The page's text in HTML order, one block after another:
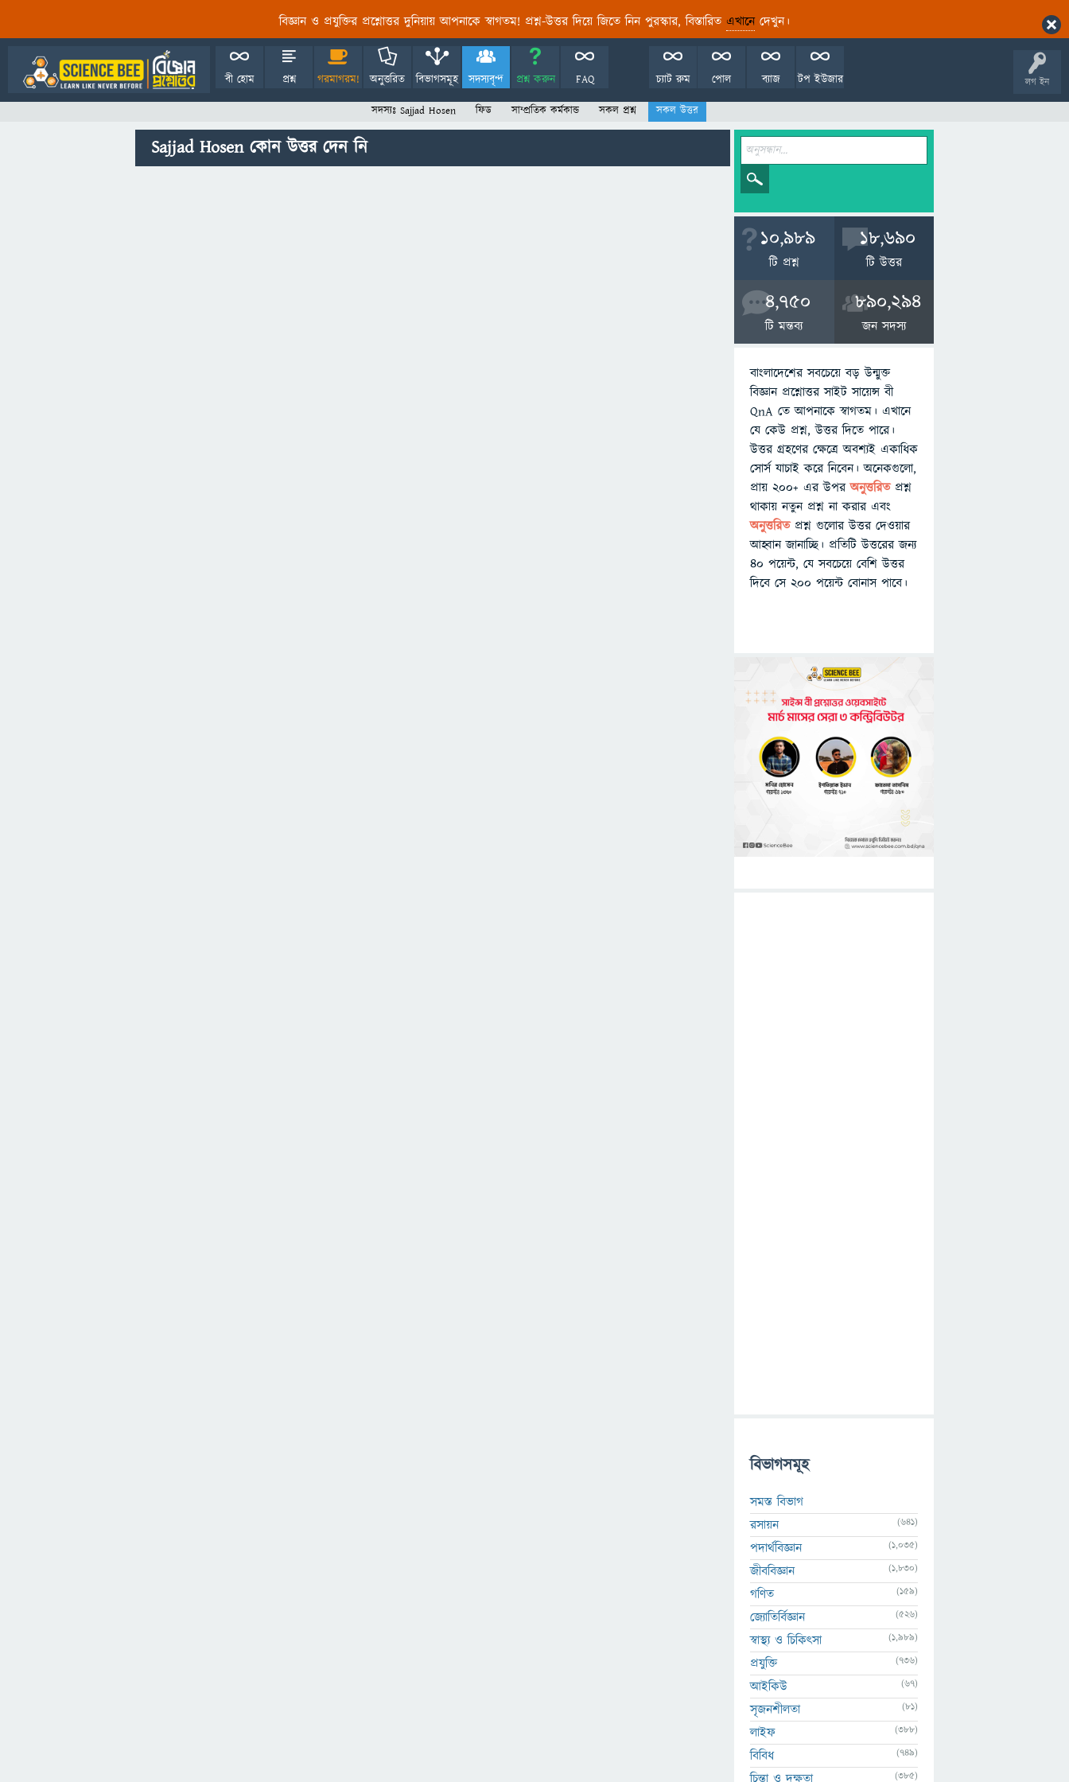
বিজ্ঞান ও প্রযুক্তির প্রশ্নোত্তর দুনিয়ায় আপনাকে স্বাগতম! প্রশ্ন-উত্তর দিয়ে জিতে নিন পুরস্কার, বিস্তারিত এখানেদেখুন।
লগ ইন
বী হোম প্রশ্ন গরমাগরম! অনুত্তরিত বিভাগসমূহ সদস্যবৃন্দ প্রশ্ন করুন FAQ টপ ইউজার
ব্যাজ
পোল
চ্যাট রুম
সদস্যঃ Sajjad Hosen ফিড সাম্প্রতিক কর্মকান্ড সকল প্রশ্ন সকল উত্তর
Sajjad Hosen কোন উত্তর দেন নি
10,989
টি প্রশ্ন
18,690
টি উত্তর
4,750
টি মন্তব্য
890,294
জন সদস্য
বাংলাদেশের সবচেয়ে বড় উন্মুক্ত
বিজ্ঞান প্রশ্নোত্তর সাইট সায়েন্স বী
QnA তে আপনাকে স্বাগতম। এখানে
যে কেউ প্রশ্ন, উত্তর দিতে পারে।
উত্তর গ্রহণের ক্ষেত্রে অবশ্যই একাধিক
সোর্স যাচাই করে নিবেন। অনেকগুলো,
প্রায় ২০০+ এর উপরঅনুত্তরিতপ্রশ্ন
থাকায় নতুন প্রশ্ন না করার এবং
অনুত্তরিত প্রশ্ন গুলোর উত্তর দেওয়ার
আহ্বান জানাচ্ছি। প্রতিটি উত্তরের জন্য
৪০ পয়েন্ট, যে সবচেয়ে বেশি উত্তর
দিবে সে ২০০ পয়েন্ট বোনাস পাবে।
বিভাগসমূহ
সমস্ত বিভাগ
রসায়ন
(641)
পদার্থবিজ্ঞান (1,035)
জীববিজ্ঞান (1,830)
গণিত (159)
জ্যোতির্বিজ্ঞান (526)
স্বাস্থ্য ও চিকিৎসা (1,989)
প্রযুক্তি (736)
আইকিউ (67)
সৃজনশীলতা (81)
লাইফ (388)
বিবিধ (749)
চিন্তা ও দক্ষতা (385)